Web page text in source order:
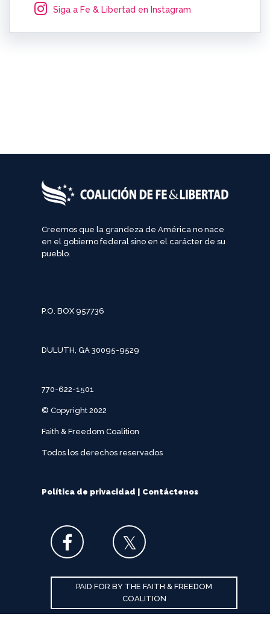
Siga a Fe & Libertad en Instagram
Creemos que la grandeza de América no nace
en el gobierno federal sino en el carácter de su
pueblo.
P.O. BOX 957736
DULUTH, GA 30095-9529
770-622-1501
© Copyright 2022
Faith & Freedom Coalition
Todos los derechos reservados
Política de privacidad | Contáctenos
PAID FOR BY THE FAITH & FREEDOM
COALITION